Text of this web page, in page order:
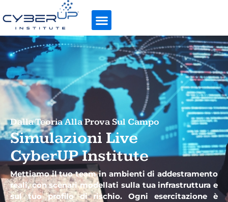
Dalla Teoria Alla Prova Sul Campo
Simulazioni Live
CyberUP Institute
Mettiamo il tuo team in ambienti di addestramento
reali, con scenari modellati sulla tua infrastruttura e
sul tuo profilo di rischio. Ogni esercitazione è